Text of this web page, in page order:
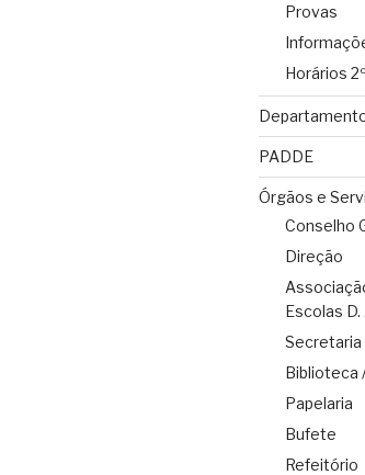
Provas
Horários
PADDE
Órgãos e
Conselho
Direção
Escolas
Secretaria
Biblioteca
Papelaria
Bufete
Refeitório